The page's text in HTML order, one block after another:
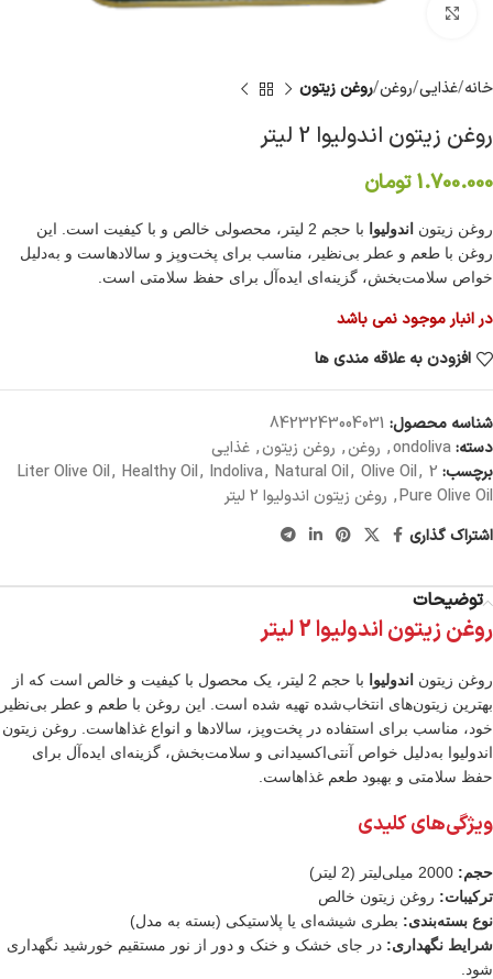
برای بزرگنمایی کلیک کنید
خانه غذایی روغن روغن زیتون
روغن زیتون اندولیوا 2 لیتر
1.700.000 تومان
روغن زیتون اندولیوا
با حجم 2 لیتر، محصولی خالص و با کیفیت است. این
روغن با طعم و عطر بی‌نظیر، مناسب برای پخت‌وپز و سالادهاست و به‌دلیل
خواص سلامت‌بخش، گزینه‌ای ایده‌آل برای حفظ سلامتی است.
در انبار موجود نمی باشد
افزودن به علاقه مندی ها
شناسه محصول: 8423243004031
دسته:ondoliva
, روغن, روغن زیتون, غذایی
برچسب: 2 Liter Olive Oil
, Healthy Oil, Indoliva, Natural Oil, Olive Oil,
Pure Olive Oil
, روغن زیتون اندولیوا 2 لیتر
اشتراک گذاری
توضیحات
روغن زیتون اندولیوا 2 لیتر
روغن زیتون اندولیوا
با حجم 2 لیتر، یک محصول با کیفیت و خالص است که از
بهترین زیتون‌های انتخاب‌شده تهیه شده است. این روغن با طعم و عطر بی‌نظیر
خود، مناسب برای استفاده در پخت‌وپز، سالادها و انواع غذاهاست. روغن زیتون
اندولیوا به‌دلیل خواص آنتی‌اکسیدانی و سلامت‌بخش، گزینه‌ای ایده‌آل برای
حفظ سلامتی و بهبود طعم غذاهاست.
ویژگی‌های کلیدی
حجم:
ترکیبات: روغن زیتون خالص
نوع بسته‌بندی: بطری شیشه‌ای یا پلاستیکی (بسته به مدل)
شرایط نگهداری: در جای خشک و خنک و دور از نور مستقیم خورشید نگهداری
شود.